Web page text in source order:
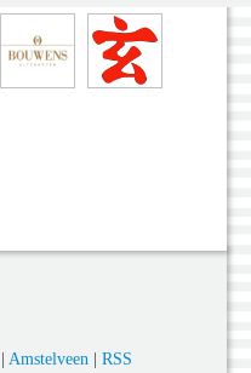
Amstelveen| RSS